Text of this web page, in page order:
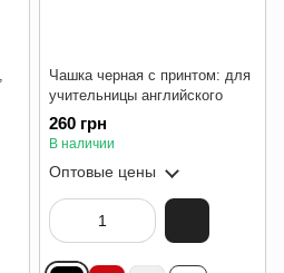
Чашка черная с принтом: для
учительницы английского
260 грн
В наличии
Оптовые цены